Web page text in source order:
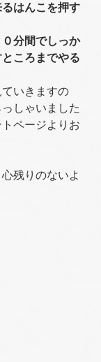
はんこを押す
分間でしっか
ころまでやる
いきますの
しゃいました
ページよりお
残りのないよ